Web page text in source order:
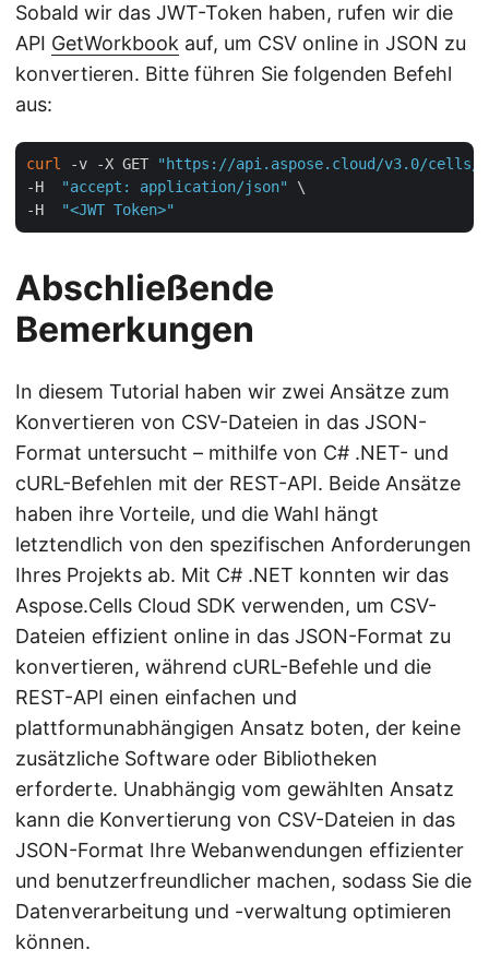
Sobald wir das JWT-Token haben, rufen wir die
API GetWorkbook auf, um CSV online in JSON zu
konvertieren. Bitte führen Sie folgenden Befehl
aus:
curl -v -X GET
"https://api.aspose.cloud/v3.0/cells/
-H
"accept: application/json"
\
-H
"<JWT Token>"
Abschließende
Bemerkungen
In diesem Tutorial haben wir zwei Ansätze zum
Konvertieren von CSV-Dateien in das JSON-
Format untersucht – mithilfe von C# .NET- und
cURL-Befehlen mit der REST-API. Beide Ansätze
haben ihre Vorteile, und die Wahl hängt
letztendlich von den spezifischen Anforderungen
Ihres Projekts ab. Mit C# .NET konnten wir das
Aspose.Cells Cloud SDK verwenden, um CSV-
Dateien effizient online in das JSON-Format zu
konvertieren, während cURL-Befehle und die
REST-API einen einfachen und
plattformunabhängigen Ansatz boten, der keine
zusätzliche Software oder Bibliotheken
erforderte. Unabhängig vom gewählten Ansatz
kann die Konvertierung von CSV-Dateien in das
JSON-Format Ihre Webanwendungen effizienter
und benutzerfreundlicher machen, sodass Sie die
Datenverarbeitung und -verwaltung optimieren
können.